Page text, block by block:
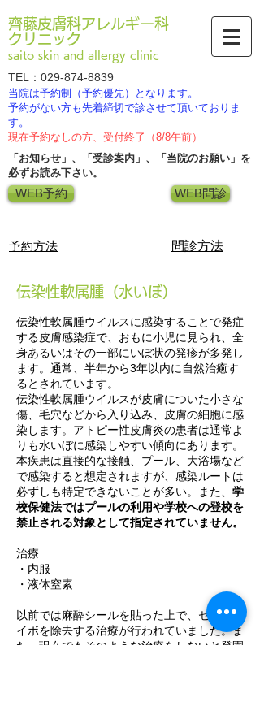
齊藤皮膚科アレルギー科
クリニック
saito skin and allergy clinic
TEL：029-874-8839
当院は予約制（予約優先）となります。
​予約がない方も先着締切で診させて頂いておりま
す。
現在予約なしの方、受付終了（8/8午前）
「お知らせ」、「受診案内」、「当院のお願い」を​
必ずお読み下さい。
WEB予約
​予約方法
WEB問診
​問診方法
伝染性軟属腫（水いぼ）
伝染性軟属腫ウイルスに感染することで発症
する皮膚感染症で、おもに小児に見られ、全
身あるいはその一部にいぼ状の発疹が多発し
ます。通常、半年から3年以内に自然治癒す
るとされています。
伝染性軟属腫ウイルスが皮膚についた小さな
傷、毛穴などから入り込み、皮膚の細胞に感
染します。アトピー性皮膚炎の患者は通常よ
りも水いぼに感染しやすい傾向にあります。
本疾患は直接的な接触、プール、大浴場など
で感染すると想定されますが、感染ルートは
必ずしも特定できないことが多い。また、 学
校保健法ではプールの利用や学校への登校を
禁止される対象として指定されていません。
治療
・内服
・液体窒素
以前では麻酔シールを貼った上で、セッシで
イボを除去する治療が行われていました。ま
た、現在でもそのような治療をしないと登園